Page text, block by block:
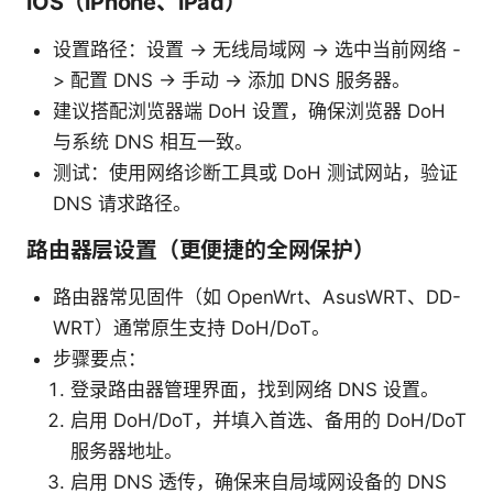
设置路径：设置 -> 无线局域网 -> 选中当前网络 -
> 配置 DNS -> 手动 -> 添加 DNS 服务器。
建议搭配浏览器端 DoH 设置，确保浏览器 DoH
与系统 DNS 相互一致。
测试：使用网络诊断工具或 DoH 测试网站，验证
DNS 请求路径。
路由器层设置（更便捷的全网保护）
路由器常见固件（如 OpenWrt、AsusWRT、DD-
WRT）通常原生支持 DoH/DoT。
步骤要点：
登录路由器管理界面，找到网络 DNS 设置。
启用 DoH/DoT，并填入首选、备用的 DoH/DoT
服务器地址。
启用 DNS 透传，确保来自局域网设备的 DNS